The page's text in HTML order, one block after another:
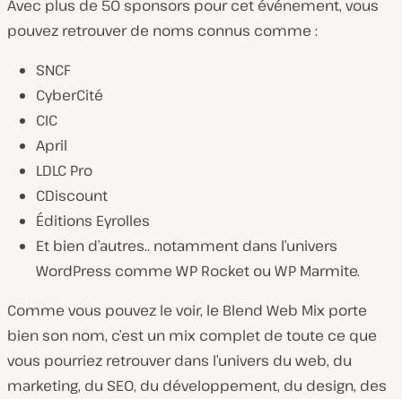
Avec plus de 50 sponsors pour cet événement, vous
pouvez retrouver de noms connus comme :
SNCF
CyberCité
CIC
April
LDLC Pro
CDiscount
Éditions Eyrolles
Et bien d’autres.. notamment dans l’univers
WordPress comme WP Rocket ou WP Marmite.
Comme vous pouvez le voir, le Blend Web Mix porte
bien son nom, c’est un mix complet de toute ce que
vous pourriez retrouver dans l’univers du web, du
marketing, du SEO, du développement, du design, des